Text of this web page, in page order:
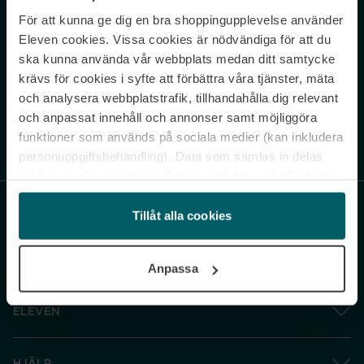
För att kunna ge dig en bra shoppingupplevelse använder
Eleven cookies. Vissa cookies är nödvändiga för att du
ska kunna använda vår webbplats medan ditt samtycke
krävs för cookies i syfte att förbättra våra tjänster, mäta
och analysera webbplatstrafik, tillhandahålla dig relevant
och anpassat innehåll och annonser samt möjliggöra
funktioner som används på sociala medier (kan inkludera
personuppgiftsbehandling). Data som samlas in delas
och gå vidare” accepterar du samtliga cookies medan du
under ”Inställningar” kan anpassa användningen av
cookies. Du kan återkalla ditt samtycke när som helst.
Tillåt alla cookies
Anpassa
Never miss a beat.
Sign up to our newsletter.
Genom att prenumerera accepterar du vår Integritetspolicy. Avprenumerera
ELEVEN